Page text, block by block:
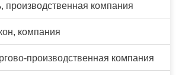
производственная компания
компания
производственная компания